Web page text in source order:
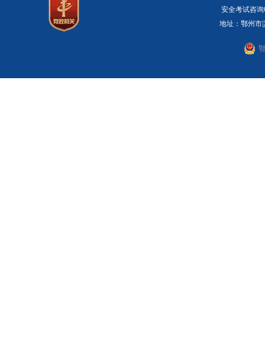
安全考试咨
地址：鄂州市